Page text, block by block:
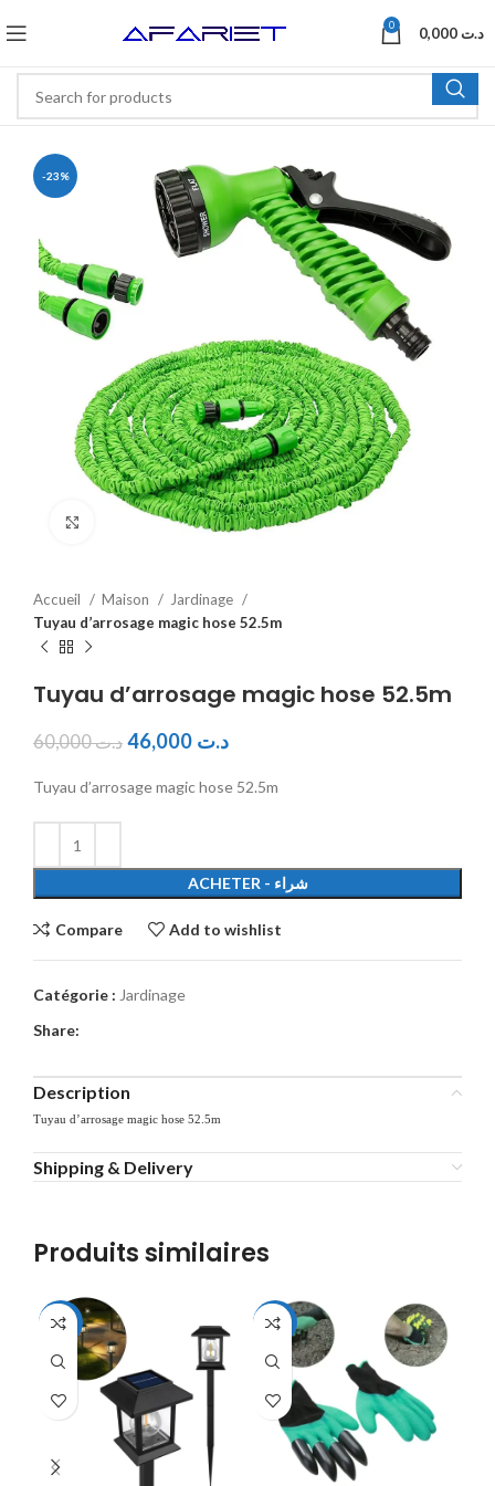
0 د.ت
-23%
Click to enlarge
Accueil Maison
Jardinage
Tuyau d’arrosage magic hose 52.5m
Tuyau d’arrosage magic hose 52.5m
د.ت60,000 د.ت
Tuyau d’arrosage magic hose 52.5m
ACHETER - شراء
Compare Add to wishlist
Catégorie : Jardinage
Share:
Description
Tuyau d’arrosage magic hose 52.5m
Shipping & Delivery
Produits similaires
-22% -44%